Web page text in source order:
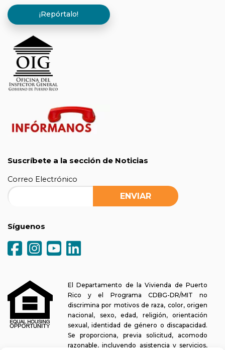
¡Repórtalo!
Suscríbete a la sección de Noticias
Correo Electrónico
Síguenos
El Departamento de la Vivienda de Puerto
Rico y el Programa CDBG-DR/MIT no
discrimina por motivos de raza, color, origen
nacional, sexo, edad, religión, orientación
sexual, identidad de género o discapacidad.
Se proporciona, previa solicitud, acomodo
razonable, incluyendo asistencia y servicios,